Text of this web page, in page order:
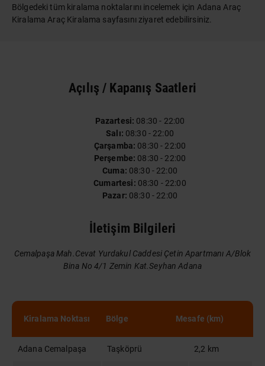
Bölgedeki tüm kiralama noktalarını incelemek için Adana Araç
Kiralama Araç Kiralama sayfasını ziyaret edebilirsiniz.
Açılış / Kapanış Saatleri
Pazartesi: 08:30 - 22:00
Salı: 08:30 - 22:00
Çarşamba: 08:30 - 22:00
Perşembe: 08:30 - 22:00
Cuma: 08:30 - 22:00
Cumartesi: 08:30 - 22:00
Pazar: 08:30 - 22:00
İletişim Bilgileri
Cemalpaşa Mah.Cevat Yurdakul Caddesi Çetin Apartmanı A/Blok
Bina No 4/1 Zemin Kat.Seyhan Adana
Kiralama Noktası Bölge Mesafe (km)
Adana Cemalpaşa Taşköprü 2,2 km